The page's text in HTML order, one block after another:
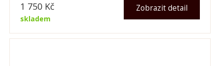
skladem
Zobrazit detail
1 750 Kč